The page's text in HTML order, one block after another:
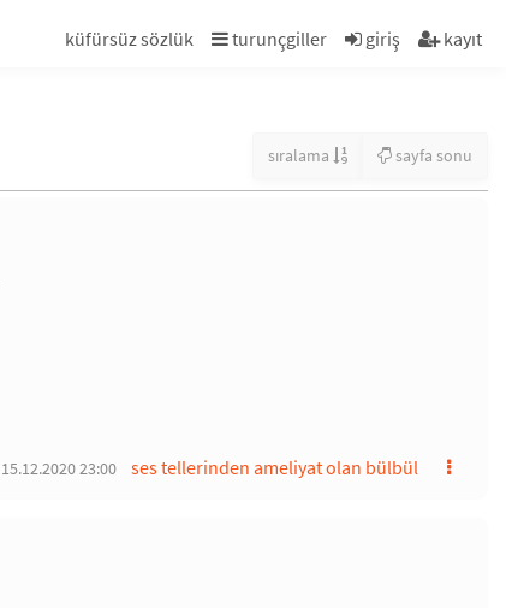
küfürsüz sözlük turunçgiller giriş kayıt
sıralama sayfa sonu
ses tellerinden ameliyat olan bülbül
15.12.2020 23:00